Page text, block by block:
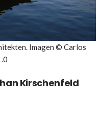
Imagen © Carlos
Kirschenfeld